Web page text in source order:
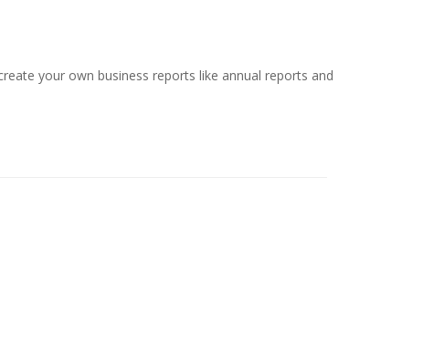
your own business reports like annual reports and